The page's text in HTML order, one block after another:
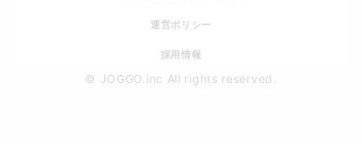
運営ポリシー
採用情報
© JOGGO.inc All rights reserved.